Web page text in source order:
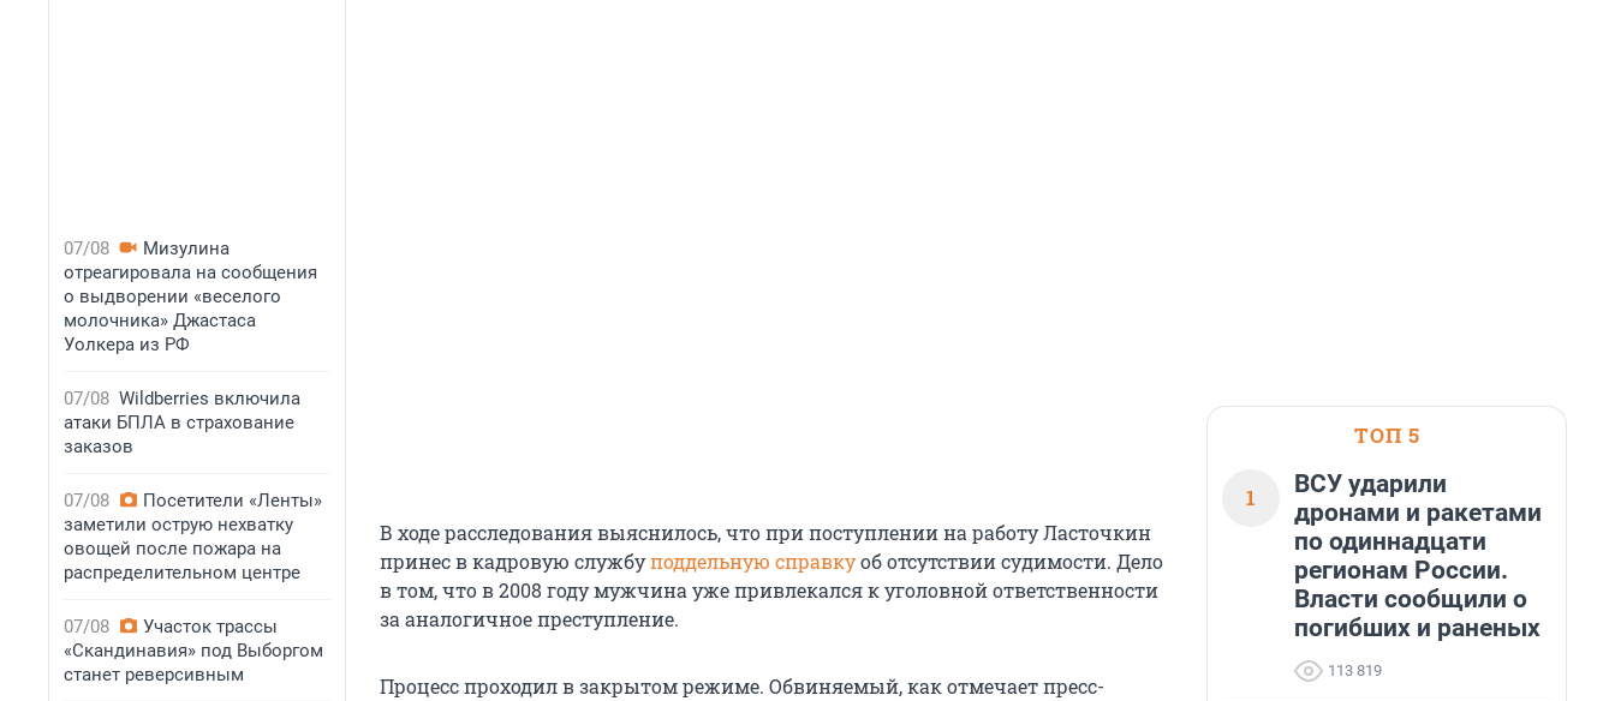
07/08
Мизулина
отреагировала на сообщения
о выдворении «веселого
молочника» Джастаса
Уолкера из РФ
07/08 Wildberries включила
атаки БПЛА в страхование
заказов
07/08
Посетители «Ленты»
заметили острую нехватку
овощей после пожара на
распределительном центре
07/08
Участок трассы
«Скандинавия» под Выборгом
станет реверсивным
В ходе расследования выяснилось, что при поступлении на работу Ласточкин
принес в кадровую службуподдельную справкуоб отсутствии судимости. Дело
в том, что в 2008 году мужчина уже привлекался к уголовной ответственности
за аналогичное преступление.
Процесс проходил в закрытом режиме. Обвиняемый, как отмечает пресс-
ТОП 5
1
ВСУ ударили
дронами и ракетами
по одиннадцати
регионам России.
Власти сообщили о
погибших и раненых
113 819